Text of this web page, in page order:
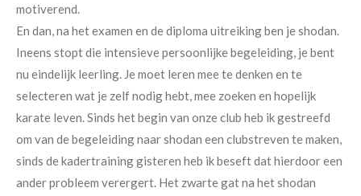
motiverend.
En dan, na het examen en de diploma uitreiking ben je shodan.
Ineens stopt die intensieve persoonlijke begeleiding, je bent
nu eindelijk leerling. Je moet leren mee te denken en te
selecteren wat je zelf nodig hebt, mee zoeken en hopelijk
karate leven. Sinds het begin van onze club heb ik gestreefd
om van de begeleiding naar shodan een clubstreven te maken,
sinds de kadertraining gisteren heb ik beseft dat hierdoor een
ander probleem verergert. Het zwarte gat na het shodan